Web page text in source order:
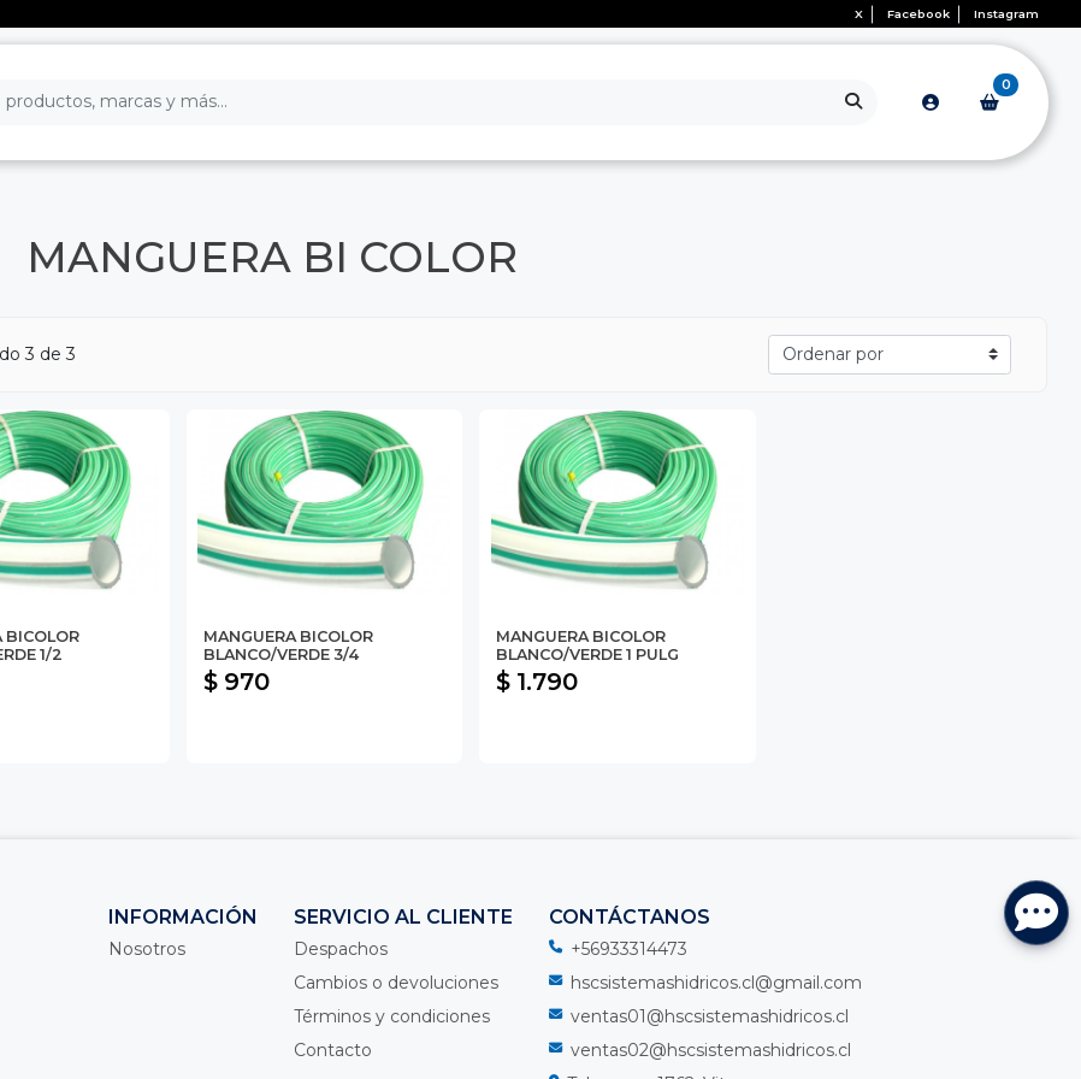
X Facebook Instagram
0
MANGUERA BI COLOR
3 de 3
BICOLOR
1/2
MANGUERA BICOLOR
BLANCO/VERDE 3/4
$ 970
MANGUERA BICOLOR
BLANCO/VERDE 1 PULG
$ 1.790
INFORMACIÓN
Nosotros
SERVICIO AL CLIENTE
Despachos
Cambios o devoluciones
Términos y condiciones
Contacto
CONTÁCTANOS
+56933314473
hscsistemashidricos.cl@gmail.com
ventas01@hscsistemashidricos.cl
ventas02@hscsistemashidricos.cl